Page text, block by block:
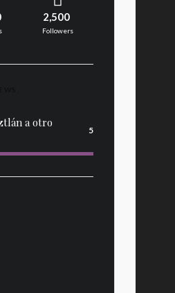
2,500
Followers
a otro
5